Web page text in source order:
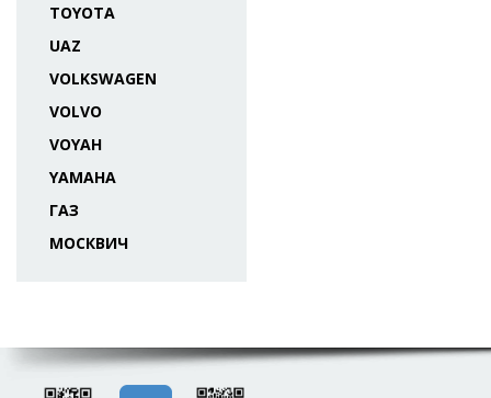
TOYOTA
UAZ
VOLKSWAGEN
VOLVO
VOYAH
YAMAHA
ГАЗ
МОСКВИЧ